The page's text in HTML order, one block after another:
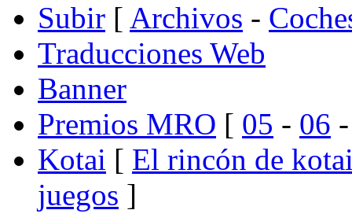
Subir [ Archivos -
Traducciones Web
Banner
Premios MRO [ 05 - 06
Kotai [ El rincón de
juegos ]